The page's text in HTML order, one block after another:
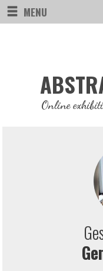
MENU
Online